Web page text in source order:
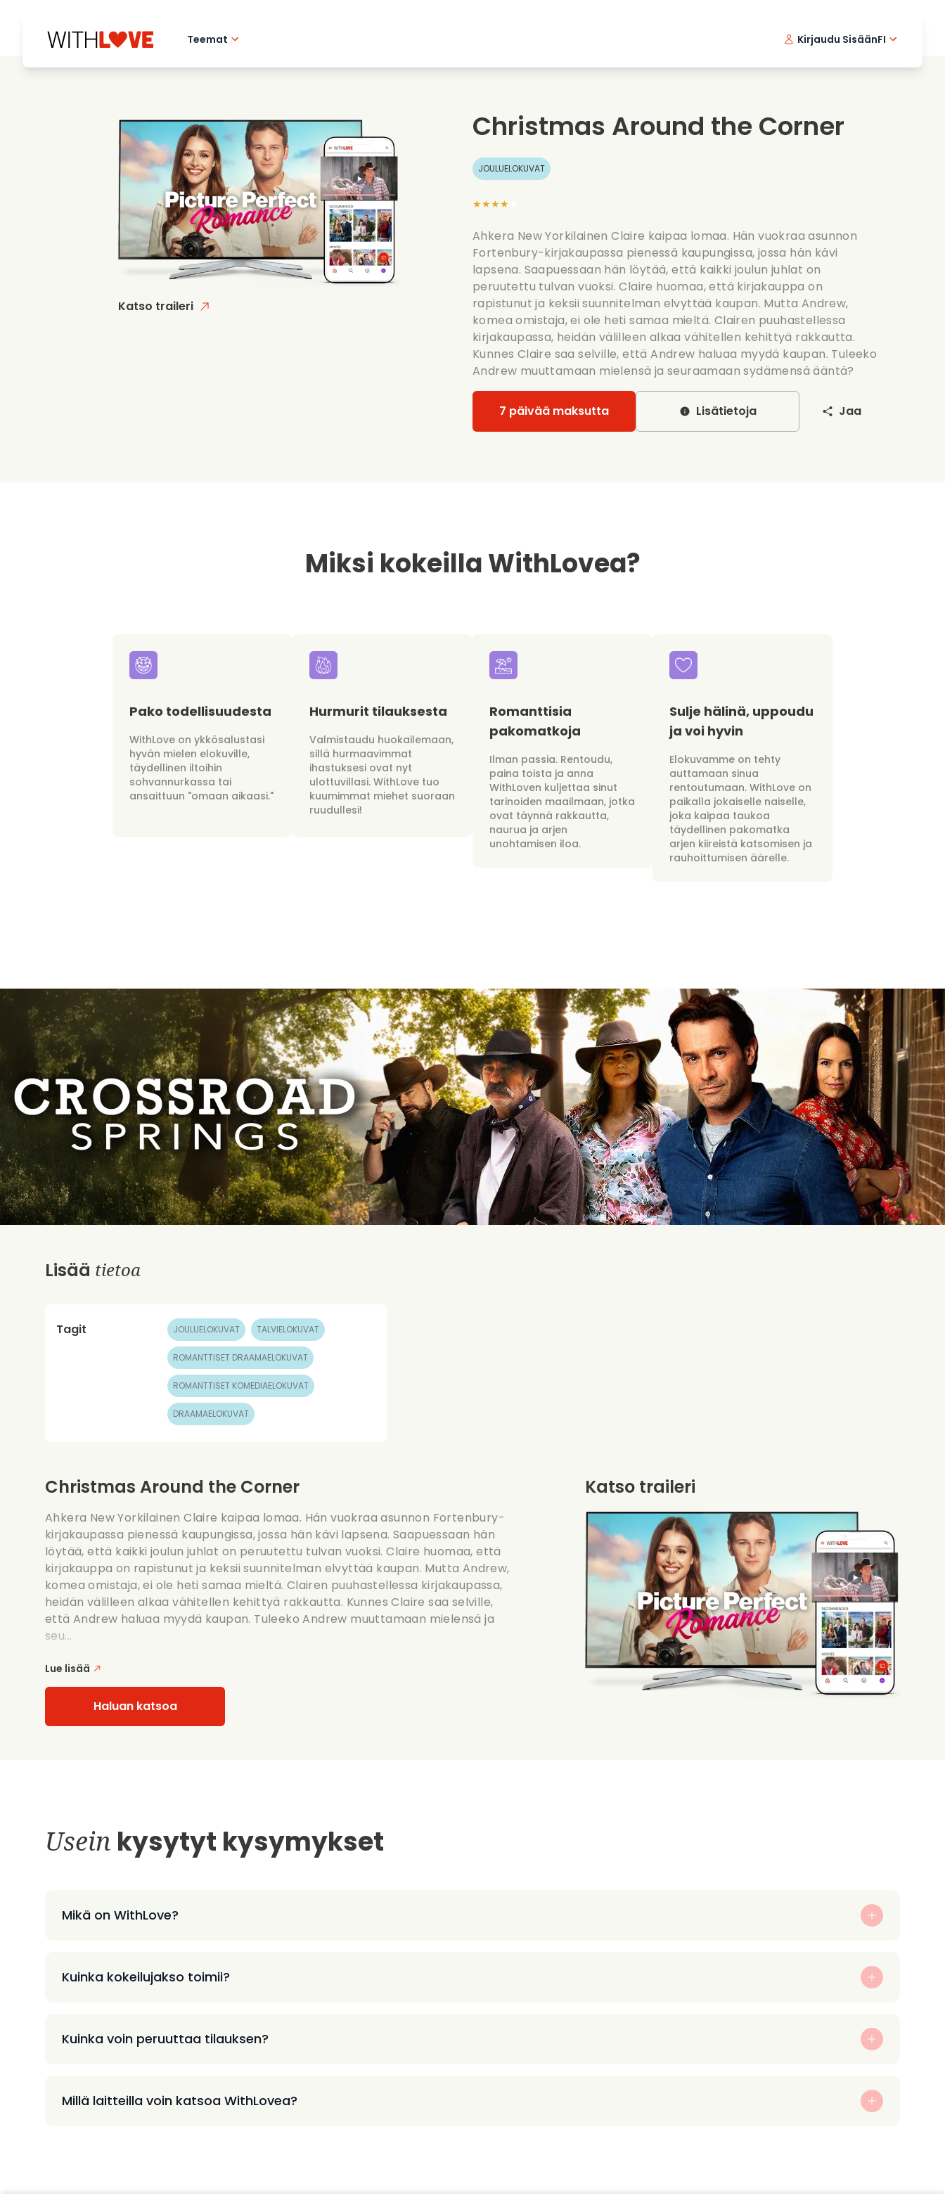
Teemat
Mysteerit
Treffielokuvat
Romanttiset sarjat
Haat
Kirjaudu SisäänFI
Katso traileri
Christmas Around the Corner
JOULUELOKUVAT
★★★★★
Ahkera New Yorkilainen Claire kaipaa lomaa. Hän vuokraa asunnon
Fortenbury-kirjakaupassa pienessä kaupungissa, jossa hän kävi
lapsena. Saapuessaan hän löytää, että kaikki joulun juhlat on
peruutettu tulvan vuoksi. Claire huomaa, että kirjakauppa on
rapistunut ja keksii suunnitelman elvyttää kaupan. Mutta Andrew,
komea omistaja, ei ole heti samaa mieltä. Clairen puuhastellessa
kirjakaupassa, heidän välilleen alkaa vähitellen kehittyä rakkautta.
Kunnes Claire saa selville, että Andrew haluaa myydä kaupan. Tuleeko
Andrew muuttamaan mielensä ja seuraamaan sydämensä ääntä?
7 päivää maksutta Lisätietoja Jaa
Miksi kokeilla WithLovea?
Pako todellisuudesta
WithLove on ykkösalustasi
hyvän mielen elokuville,
täydellinen iltoihin
sohvannurkassa tai
ansaittuun "omaan aikaasi."
Hurmurit tilauksesta
Valmistaudu huokailemaan,
sillä hurmaavimmat
ihastuksesi ovat nyt
ulottuvillasi. WithLove tuo
kuumimmat miehet suoraan
ruudullesi!
Romanttisia
pakomatkoja
Ilman passia. Rentoudu,
paina toista ja anna
WithLoven kuljettaa sinut
tarinoiden maailmaan, jotka
ovat täynnä rakkautta,
naurua ja arjen
unohtamisen iloa.
Sulje hälinä, uppoudu
ja voi hyvin
Elokuvamme on tehty
auttamaan sinua
rentoutumaan. WithLove on
paikalla jokaiselle naiselle,
joka kaipaa taukoa
täydellinen pakomatka
arjen kiireistä katsomisen ja
rauhoittumisen äärelle.
Lisää tietoa
Tagit JOULUELOKUVAT TALVIELOKUVAT
ROMANTTISET DRAAMAELOKUVAT
ROMANTTISET KOMEDIAELOKUVAT
DRAAMAELOKUVAT
Christmas Around the Corner
Ahkera New Yorkilainen Claire kaipaa lomaa. Hän vuokraa asunnon Fortenbury-
kirjakaupassa pienessä kaupungissa, jossa hän kävi lapsena. Saapuessaan hän
löytää, että kaikki joulun juhlat on peruutettu tulvan vuoksi. Claire huomaa, että
kirjakauppa on rapistunut ja keksii suunnitelman elvyttää kaupan. Mutta Andrew,
komea omistaja, ei ole heti samaa mieltä. Clairen puuhastellessa kirjakaupassa,
heidän välilleen alkaa vähitellen kehittyä rakkautta. Kunnes Claire saa selville,
että Andrew haluaa myydä kaupan. Tuleeko Andrew muuttamaan mielensä ja
seu...
Lue lisää
Haluan katsoa
Katso traileri
Usein kysytyt kysymykset
Mikä on WithLove?
Kuinka kokeilujakso toimii?
Kuinka voin peruuttaa tilauksen?
Millä laitteilla voin katsoa WithLovea?